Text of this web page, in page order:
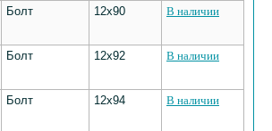
Болт 12х90 В наличии
Болт 12х92 В наличии
Болт 12х94 В наличии